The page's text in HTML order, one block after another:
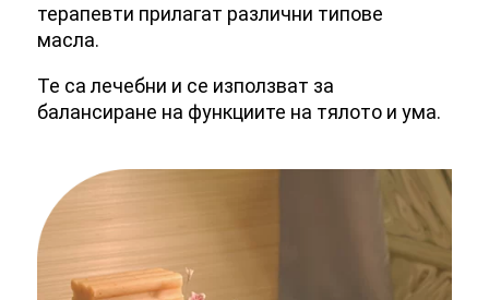
терапевти прилагат различни типове
масла.
Те са лечебни и се използват за
балансиране на функциите на тялото и ума.